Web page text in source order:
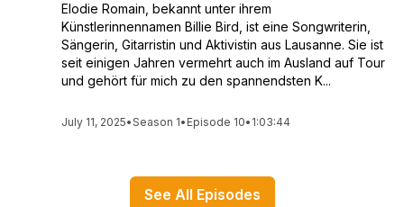
Elodie Romain, bekannt unter ihrem
Künstlerinnennamen Billie Bird, ist eine Songwriterin,
Sängerin, Gitarristin und Aktivistin aus Lausanne. Sie ist
seit einigen Jahren vermehrt auch im Ausland auf Tour
und gehört für mich zu den spannendsten K...
July 11, 2025•Season 1• Episode 10• 1:03:44
See All Episodes